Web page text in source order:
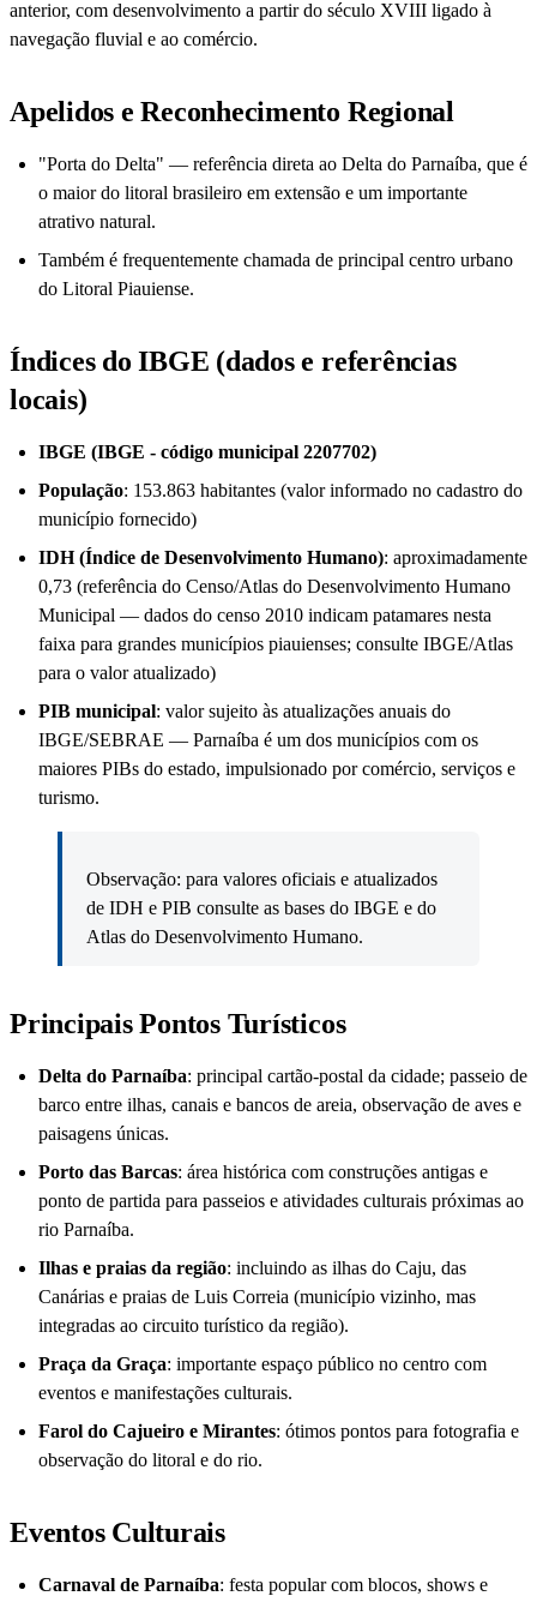
anterior, com desenvolvimento a partir do século XVIII ligado à
navegação fluvial e ao comércio.
Apelidos e Reconhecimento Regional
"Porta do Delta" — referência direta ao Delta do Parnaíba, que é
o maior do litoral brasileiro em extensão e um importante
atrativo natural.
Também é frequentemente chamada de principal centro urbano
do Litoral Piauiense.
Índices do IBGE (dados e referências
locais)
IBGE (IBGE - código municipal 2207702)
População: 153.863 habitantes (valor informado no cadastro do
município fornecido)
IDH (Índice de Desenvolvimento Humano): aproximadamente
0,73 (referência do Censo/Atlas do Desenvolvimento Humano
Municipal — dados do censo 2010 indicam patamares nesta
faixa para grandes municípios piauienses; consulte IBGE/Atlas
para o valor atualizado)
PIB municipal: valor sujeito às atualizações anuais do
IBGE/SEBRAE — Parnaíba é um dos municípios com os
maiores PIBs do estado, impulsionado por comércio, serviços e
turismo.
Observação: para valores oficiais e atualizados
de IDH e PIB consulte as bases do IBGE e do
Atlas do Desenvolvimento Humano.
Principais Pontos Turísticos
Delta do Parnaíba: principal cartão-postal da cidade; passeio de
barco entre ilhas, canais e bancos de areia, observação de aves e
paisagens únicas.
Porto das Barcas: área histórica com construções antigas e
ponto de partida para passeios e atividades culturais próximas ao
rio Parnaíba.
Ilhas e praias da região: incluindo as ilhas do Caju, das
Canárias e praias de Luis Correia (município vizinho, mas
integradas ao circuito turístico da região).
Praça da Graça: importante espaço público no centro com
eventos e manifestações culturais.
Farol do Cajueiro e Mirantes: ótimos pontos para fotografia e
observação do litoral e do rio.
Eventos Culturais
Carnaval de Parnaíba: festa popular com blocos, shows e